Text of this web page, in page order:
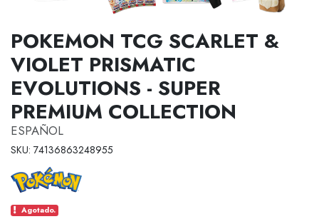
POKEMON TCG SCARLET &
VIOLET PRISMATIC
EVOLUTIONS - SUPER
PREMIUM COLLECTION
ESPAÑOL
SKU: 74136863248955
Agotado.